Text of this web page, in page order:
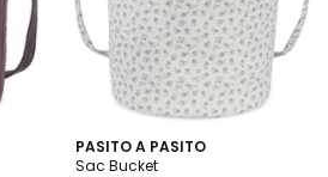
PASITO A PASITO
Sac Bucket